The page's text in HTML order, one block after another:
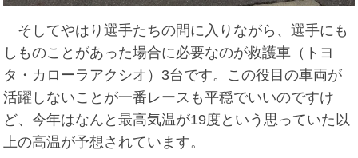
そしてやはり選手たちの間に入りながら、選手にも
しものことがあった場合に必要なのが救護車（トヨ
タ・カローラアクシオ）3台です。この役目の車両が
活躍しないことが一番レースも平穏でいいのですけ
ど、今年はなんと最高気温が19度という思っていた以
上の高温が予想されています。